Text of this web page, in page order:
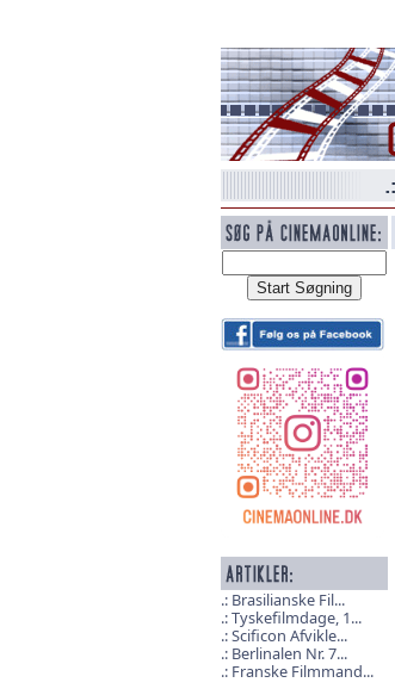
Brasilianske Fil...
Tyskefilmdage, 1...
Scificon Afvikle...
Berlinalen Nr. 7...
Franske Filmmand...